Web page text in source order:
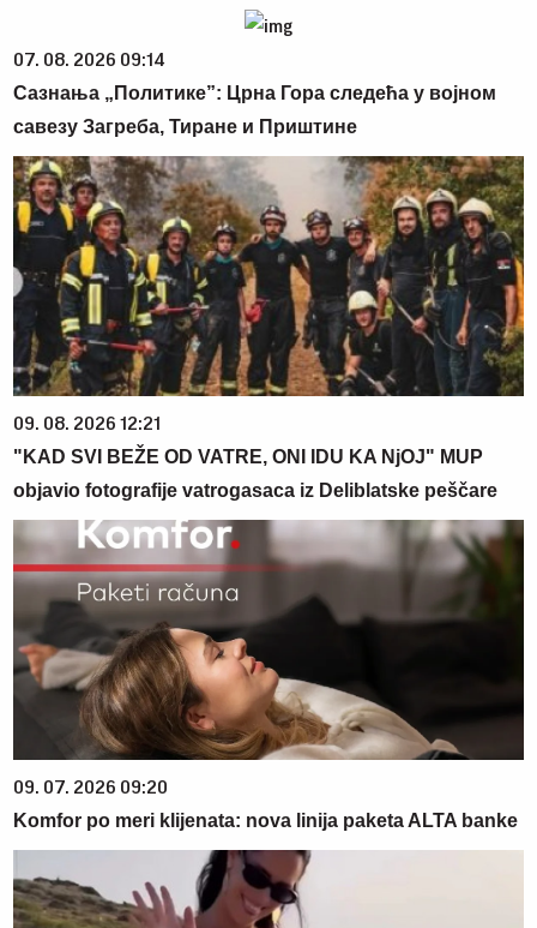
07. 08. 2026 09:14
Сазнања „Политике”: Црна Гора следећа у војном
савезу Загреба, Тиране и Приштине
09. 08. 2026 12:21
"KAD SVI BEŽE OD VATRE, ONI IDU KA NjOJ" MUP
objavio fotografije vatrogasaca iz Deliblatske peščare
09. 07. 2026 09:20
Komfor po meri klijenata: nova linija paketa ALTA banke